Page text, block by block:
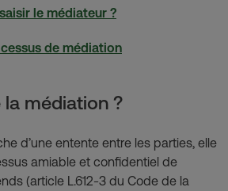
le médiateur ?
de médiation
la médiation ?
d’une entente entre les parties, elle
amiable et confidentiel de
(article L.612-3 du Code de la